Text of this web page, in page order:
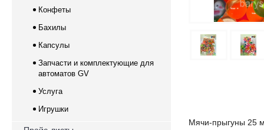
Мячи-прыгуны 25
Конфеты
Бахилы
Капсулы
Запчасти и комплектующие для
автоматов GV
Услуга
Игрушки